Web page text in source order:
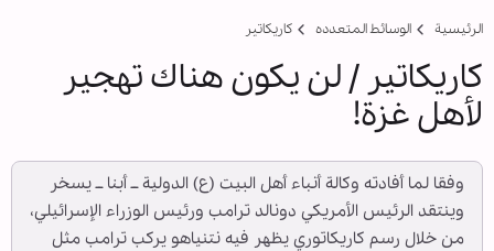
الرئيسية الوسائط المتعدده کاریکاتیر
كاريكاتير / لن يكون هناك تهجير
لأهل غزة!
وفقا لما أفادته وكالة أنباء أهل البيت (ع) الدولية ــ أبنا ــ يسخر
وينتقد الرئيس الأمريكي دونالد ترامب ورئيس الوزراء الإسرائيلي،
من خلال رسم كاريكاتوري يظهر فيه نتنياهو يركب ترامب مثل